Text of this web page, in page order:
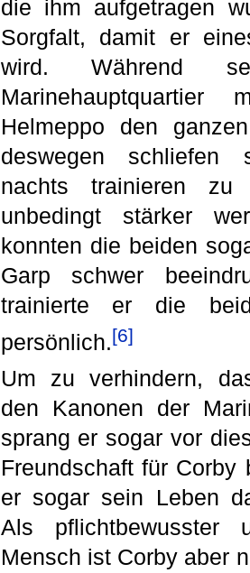
die ihm aufgetragen
Sorgfalt, damit er
wird. Während
Helmeppo den
deswegen schliefen
nachts trainieren
unbedingt stärker
konnten die beiden
Garp schwer
trainierte er die
persönlich.[6]
Um zu verhindern,
den Kanonen der
sprang er sogar vor
Freundschaft für Corby
er sogar sein Leben
Als pflichtbewusster
Mensch ist Corby aber